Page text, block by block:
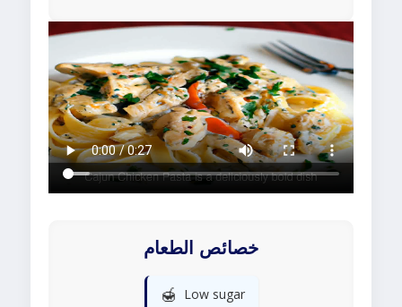
خصائص الطعام
🍯 Low sugar